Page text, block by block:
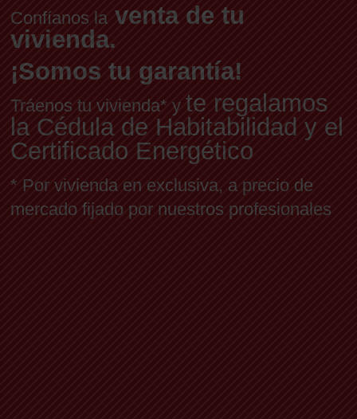
Confíanos la venta de tu
vivienda.
¡Somos tu garantía!
Tráenos tu vivienda* yte regalamos
la Cédula de Habitabilidad y el
Certificado Energético
* Por vivienda en exclusiva, a precio de
mercado fijado por nuestros profesionales